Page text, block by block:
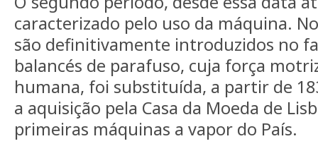
caracterizado pelo uso da máquina.
são definitivamente introduzidos no
balancés de parafuso, cuja força
humana, foi substituída, a partir de
a aquisição pela Casa da Moeda de
primeiras máquinas a vapor do País.